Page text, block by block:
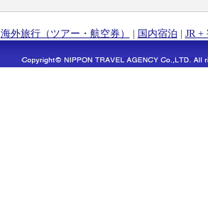
海外旅行（ツアー・航空券） | 国内宿泊 | JR +